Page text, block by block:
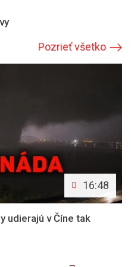
Pozrieť všetko
16:48
udierajú v Číne tak